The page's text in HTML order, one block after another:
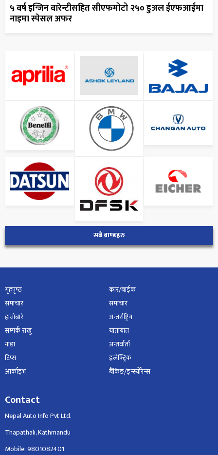
५ वर्ष इन्जिन वारेन्टीसहित सीएफमोटो २५० डुअल ईएफआईमा
नाइमा स्पेसल अफर
सबै ब्राण्डहरु
गृहपृष्‍ठ
समाचार
हाम्रोबारे
सम्पर्क राख्नु
नाडा
टिप्स
आर्काइभ
कार/बाईक
समाचार
अन्तर्राष्ट्रिय
यातायात
अन्तर्वार्ता
इलेक्ट्रिक
बैंकिङ/इन्स्योरेन्स
Contact
Nepal Auto Info Pvt Ltd.
Thapathali, Kathmandu
Mobile: 9801082401